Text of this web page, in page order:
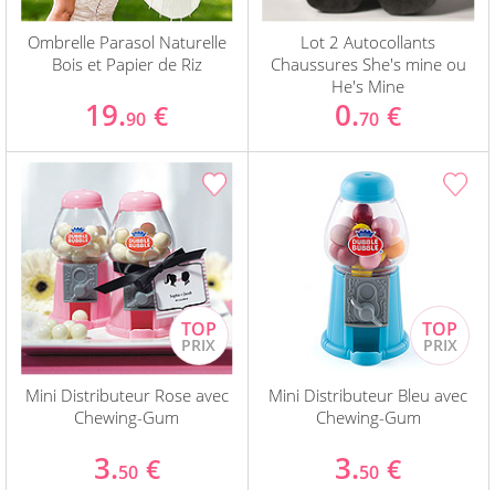
Ombrelle Parasol Naturelle
Bois et Papier de Riz
19.90 €
Lot 2 Autocollants
Chaussures She's mine ou
He's Mine
0.70 €
Mini Distributeur Rose avec
Chewing-Gum
3.50 €
Mini Distributeur Bleu avec
Chewing-Gum
3.50 €